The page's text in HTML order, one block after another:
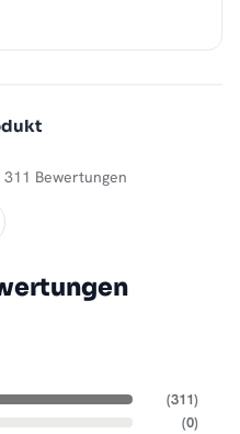
Bewertungen
(311)
(0)